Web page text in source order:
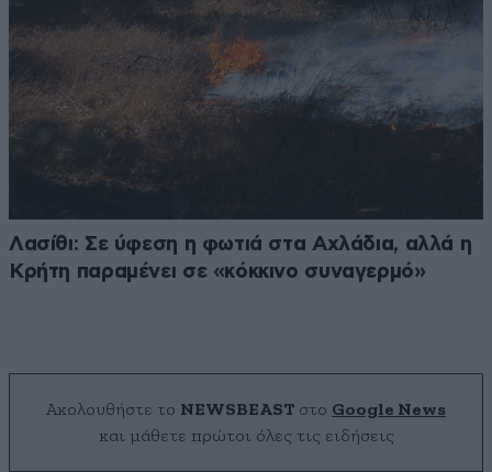
Λασίθι: Σε ύφεση η φωτιά στα Αχλάδια, αλλά η
Κρήτη παραμένει σε «κόκκινο συναγερμό»
Ακολουθήστε το NEWSBEAST στο Google News
και μάθετε πρώτοι όλες τις ειδήσεις